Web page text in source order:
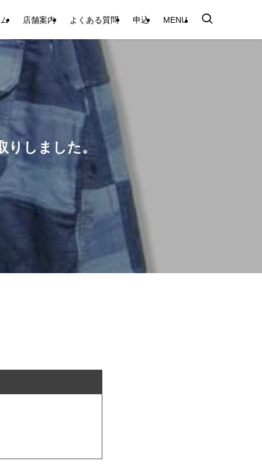
店舗案内 よくある質問 申込 MENU
りしました。